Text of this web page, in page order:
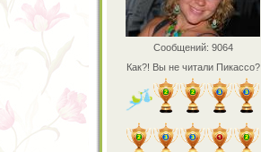
Сообщений: 9064
Как?! Вы не читали Пикассо?